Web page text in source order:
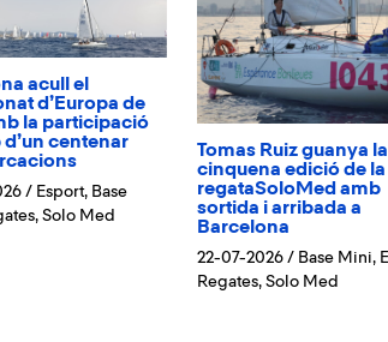
acull el
d’Europa de
la participació
centenar
/ Esport, Base
, Solo Med
Tomas Ruiz guanya la
cinquena edició de la
regataSoloMed amb
sortida i arribada a
Barcelona
22-07-2026/ Base Mini,
Regates,Solo Med